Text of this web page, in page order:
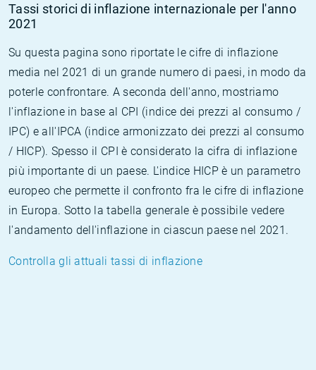
Tassi storici di inflazione internazionale per l'anno
2021
Su questa pagina sono riportate le cifre di inflazione
media nel 2021 di un grande numero di paesi, in modo da
poterle confrontare. A seconda dell'anno, mostriamo
l'inflazione in base al CPI (indice dei prezzi al consumo /
IPC) e all'IPCA (indice armonizzato dei prezzi al consumo
/ HICP). Spesso il CPI è considerato la cifra di inflazione
più importante di un paese. L'indice HICP è un parametro
europeo che permette il confronto fra le cifre di inflazione
in Europa. Sotto la tabella generale è possibile vedere
l'andamento dell'inflazione in ciascun paese nel 2021.
Controlla gli attuali tassi di inflazione